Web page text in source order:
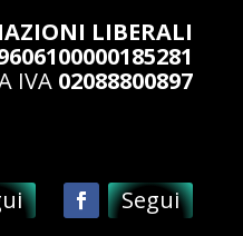
LIBERALI
IVA 02088800897
Segui